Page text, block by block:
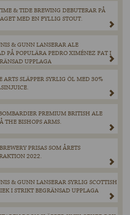
& TIDE BREWING DEBUTERAR PÅ
MED EN FYLLIG STOUT.
& GUNN LANSERAR ALE
PÅ POPULÄRA PEDRO XIMÉNEZ FAT I
UPPLAGA
ARTS SLÄPPER SYRLIG ÖL MED 30%
PREMIUM BRITISH ALE
THE BISHOPS ARMS.
PRISAS SOM ÅRETS
2022.
& GUNN LANSERAR SYRLIG SCOTTISH
I STRIKT BEGRÄNSAD UPPLAGA